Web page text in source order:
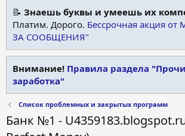
📝 Знаешь буквы и умеешь их
Платим. Дорого. Бессрочная акция от
ЗА СООБЩЕНИЯ"
Внимание! Правила раздела
заработка"
Список проблемных и закрытых программ
Банк №1 -